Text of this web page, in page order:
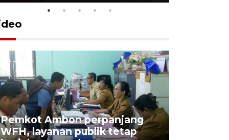
Pemkot Ambon perpanjang
WFH, layanan publik tetap